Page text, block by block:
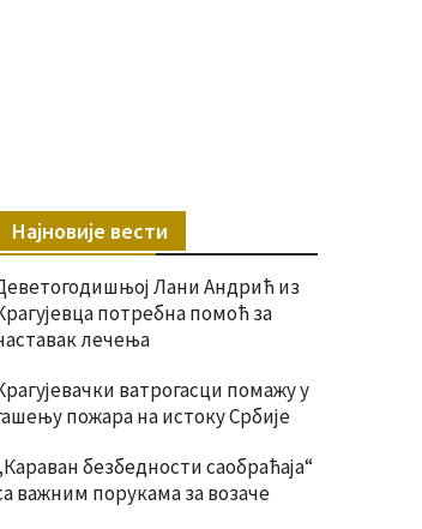
Најновије вести
Лани Андрић из
потребна помоћ за
лечења
ватрогасци помажу у
пожара на истоку Србије
безбедности саобраћаја“
важним порукама за возаче